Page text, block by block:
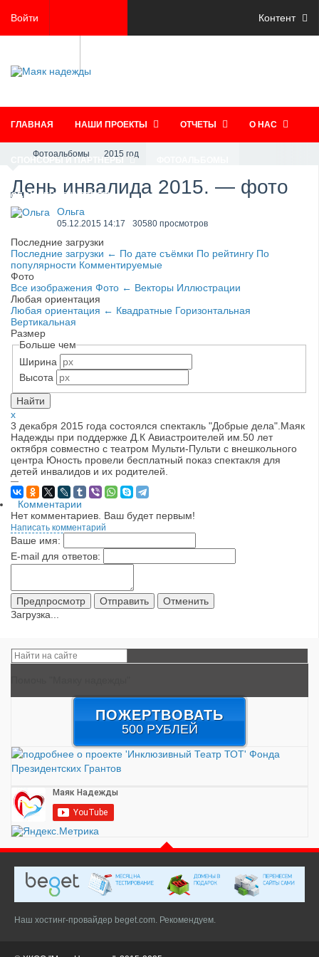
Войти Контент
ГЛАВНАЯ НАШИ ПРОЕКТЫ ОТЧЕТЫ О НАС
ОБРАЩЕНИЯ И ОТВЕТЫ
Фотоальбомы 2015 год
День инвалида 2015. — фото
Ольга
05.12.2015 14:17 30580 просмотров
Последние загрузки
Последние загрузки ← По дате съёмки По рейтингу По
популярности Комментируемые
Фото
Все изображения Фото ← Векторы Иллюстрации
Любая ориентация
Любая ориентация ← Квадратные Горизонтальная
Вертикальная
Размер
Больше чем
Ширина
Высота
x
3 декабря 2015 года состоялся спектакль "Добрые дела".Маяк
Надежды при поддержке Д.К Авиастроителей им.50 лет
октября совместно с театром Мульти-Пульти с внешкольного
центра Юность провели бесплатный показ спектакля для
детей инвалидов и их родителей.
—
Комментарии
Нет комментариев. Ваш будет первым!
Написать комментарий
Ваше имя:
E-mail для ответов:
Загрузка...
ПОЖЕРТВОВАТЬ
500 РУБЛЕЙ
Наш хостинг-провайдер beget.com. Рекомендуем.